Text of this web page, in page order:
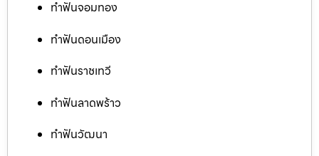
ทำฟันจอมทอง
ทำฟันดอนเมือง
ทำฟันราชเทวี
ทำฟันลาดพร้าว
ทำฟันวัฒนา